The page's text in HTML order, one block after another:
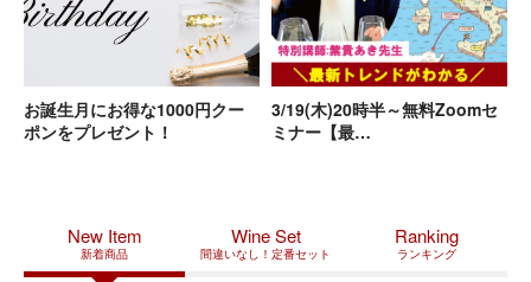
2026.02.18
【両日満席】2016年バローロ・リゼルヴァ抜栓！当主
レオナルド氏と囲む贅沢な晩餐
【セラーで寝かせた 飲み頃ワイン大放出】 試飲会(2/28
土)のお知らせ
2026.01.19 社長ハヤシの自腹リピートワイン5本セット
2025.12.04
【お知らせ】九州地方をはじめとする配送遅延につい
お誕生月にお得な1000円クー
ポンをプレゼント！
3/19(木)20時半～無料Zoomセ
ミナー【最…
New Item
新着商品
Wine Set
間違いなし！定番セット
Ranking
ランキング